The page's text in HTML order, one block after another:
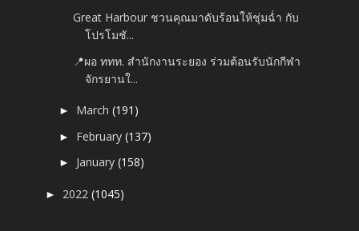
Great Harbour ชวนคุณมาดับร้อนให้ชุ่มฉ่ำ กับ
โปรโมชั...
📍ผอ ททท. สำนักงานระยอง ร่วมต้อนรับนักกีฬา
จักรยานใ...
► March(191)
► February(137)
► January(158)
► 2022(1045)